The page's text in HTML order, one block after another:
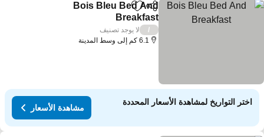
مشاركةAdd to favorites
Bois Bleu Bed And
Breakfast
مشاهدة الأسعار
لا يوجد تصنيف
6.1 كم إلى وسط المدينة
اختر التواريخ لمشاهدة الأسعار المحددة
مشاهدة الأسعار